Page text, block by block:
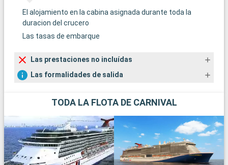
El alojamiento en la cabina asignada durante toda la
duracion del crucero
Las tasas de embarque
Las prestaciones no incluídas
Las formalidades de salida
TODA LA FLOTA DE CARNIVAL